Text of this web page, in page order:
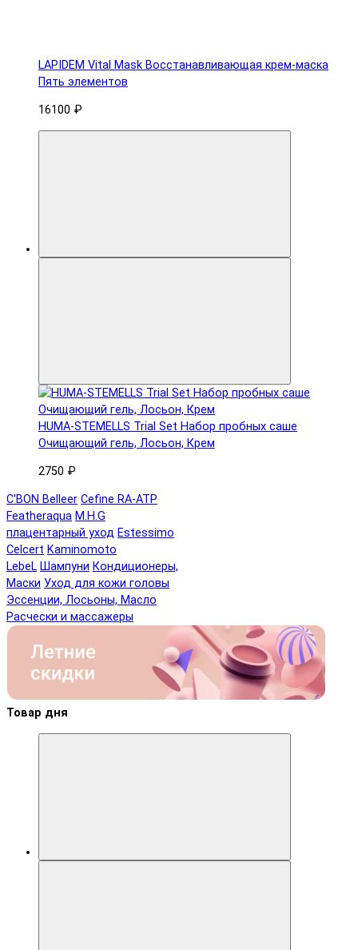
LAPIDEM Vital Mask Восстанавливающая крем-маска
Пять элементов
16100 ₽
HUMA-STEMELLS Trial Set Набор пробных саше
Очищающий гель, Лосьон, Крем
2750 ₽
C'BON Belleer Cefine RA-ATP
Featheraqua M.H.G
плацентарный уход Estessimo
Celcert Kaminomoto
LebeL Шампуни Кондиционеры,
Маски Уход для кожи головы
Эссенции, Лосьоны, Масло
Расчески и массажеры
Товар дня